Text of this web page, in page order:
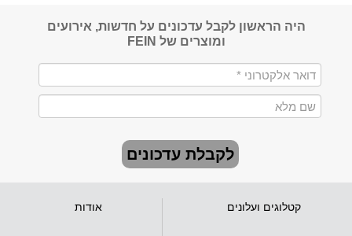
היה הראשון לקבל עדכונים על חדשות, אירועים
ומוצרים של FEIN
לקבלת עדכונים
קטלוגים ועלונים אודות